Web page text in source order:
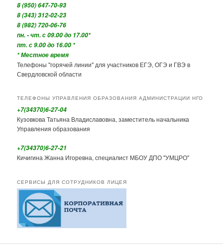
8 (950) 647-70-93
8 (343) 312-02-23
8 (982) 720-06-76
пн. - чт. с 09.00 до 17.00*
пт. с 9.00 до 16.00 *
* Местное время
Телефоны "горячей линии" для участников ЕГЭ, ОГЭ и ГВЭ в
Свердловской области
ТЕЛЕФОНЫ УПРАВЛЕНИЯ ОБРАЗОВАНИЯ АДМИНИСТРАЦИИ НГО
+7(34370)6-27-04
Кузовкова Татьяна Владиславовна, заместитель начальника
Управления образования
+7(34370)6-27-21
Кичигина Жанна Игоревна, специалист МБОУ ДПО "УМЦРО"
СЕРВИСЫ ДЛЯ СОТРУДНИКОВ ЛИЦЕЯ